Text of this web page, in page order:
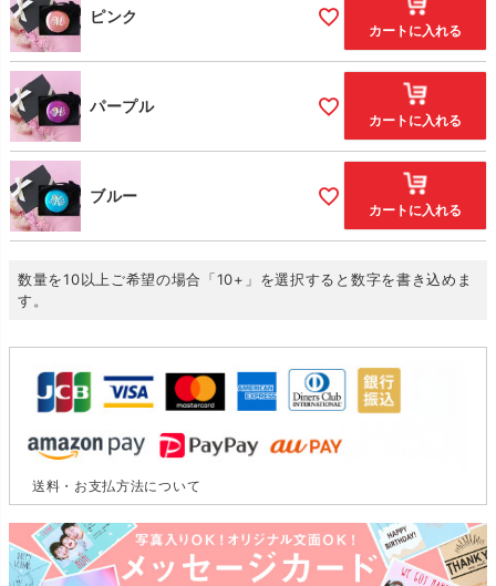
ピンク
カートに入れる
パープル
カートに入れる
ブルー
カートに入れる
数量を10以上ご希望の場合「10+」を選択すると数字を書き込めま
す。
送料・お支払方法について